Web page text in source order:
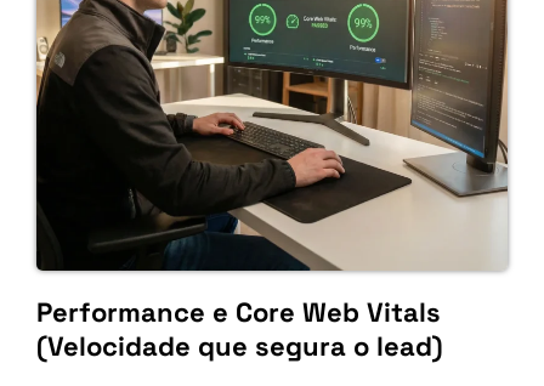
Performance e Core Web Vitals
(Velocidade que segura o lead)